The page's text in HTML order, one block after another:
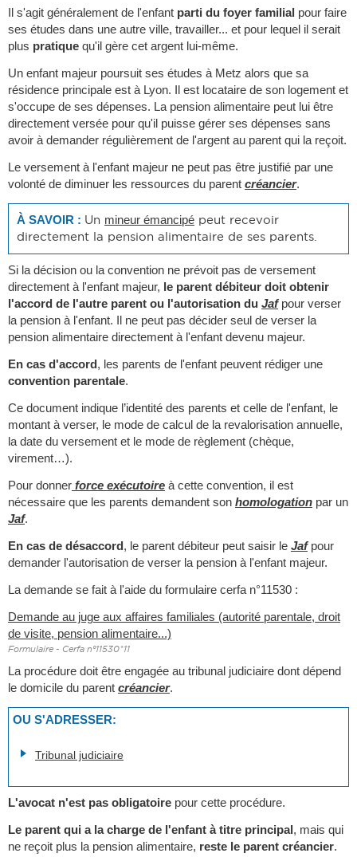
Il s'agit généralement de l'enfant parti du foyer familial pour faire
ses études dans une autre ville, travailler... et pour lequel il serait
plus pratique qu'il gère cet argent lui-même.
Un enfant majeur poursuit ses études à Metz alors que sa
résidence principale est à Lyon. Il est locataire de son logement et
s'occupe de ses dépenses. La pension alimentaire peut lui être
directement versée pour qu'il puisse gérer ses dépenses sans
avoir à demander régulièrement de l'argent au parent qui la reçoit.
Le versement à l'enfant majeur ne peut pas être justifié par une
volonté de diminuer les ressources du parent créancier.
À SAVOIR : Un mineur émancipé peut recevoir
directement la pension alimentaire de ses parents.
Si la décision ou la convention ne prévoit pas de versement
directement à l'enfant majeur, le parent débiteur doit obtenir
l'accord de l'autre parent ou l'autorisation du Jaf pour verser
la pension à l'enfant. Il ne peut pas décider seul de verser la
pension alimentaire directement à l'enfant devenu majeur.
En cas d'accord , les parents de l'enfant peuvent rédiger une
convention parentale.
Ce document indique l’identité des parents et celle de l'enfant, le
montant à verser, le mode de calcul de la revalorisation annuelle,
la date du versement et le mode de règlement (chèque,
virement…).
Pour donner force exécutoire à cette convention, il est
nécessaire que les parents demandent son homologation par un
Jaf.
En cas de désaccord , le parent débiteur peut saisir le Jafpour
demander l'autorisation de verser la pension à l'enfant majeur.
La demande se fait à l'aide du formulaire cerfa n°11530 :
Demande au juge aux affaires familiales (autorité parentale, droit
de visite, pension alimentaire...)
Formulaire - Cerfa n°11530*11
La procédure doit être engagée au tribunal judiciaire dont dépend
le domicile du parent créancier.
OU S'ADRESSER:
Tribunal judiciaire
L'avocat n'est pas obligatoire pour cette procédure.
Le parent qui a la charge de l'enfant à titre principal , mais qui
ne reçoit plus la pension alimentaire, reste le parent créancier.